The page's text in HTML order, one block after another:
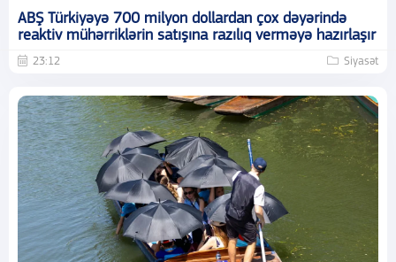
ABŞ Türkiyəyə 700 milyon dollardan çox dəyərində
reaktiv mühərriklərin satışına razılıq verməyə hazırlaşır
23:12 Siyasət